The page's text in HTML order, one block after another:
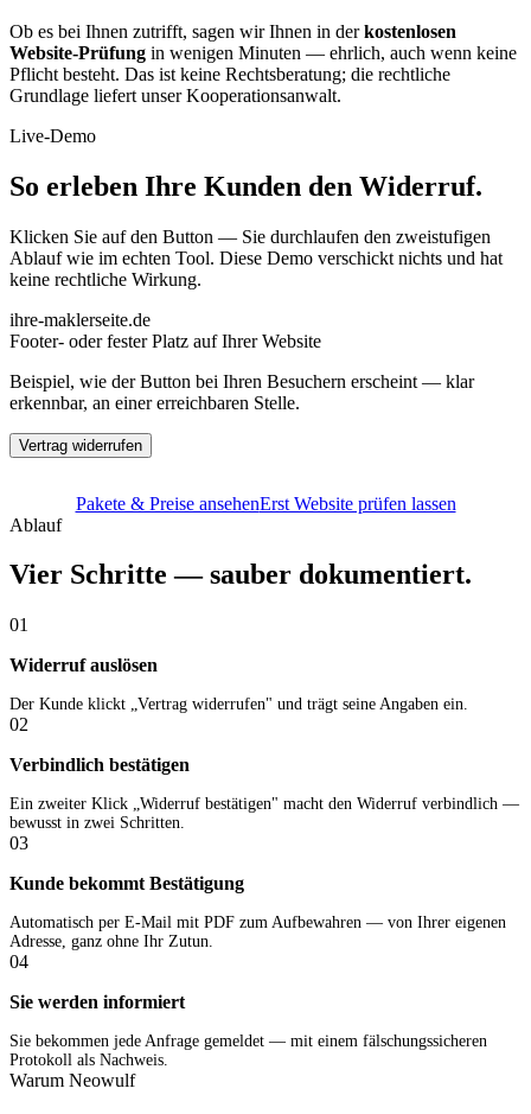
Ob es bei Ihnen zutrifft, sagen wir Ihnen in derkostenlosen
Website-Prüfung in wenigen Minuten — ehrlich, auch wenn keine
Pflicht besteht. Das ist keine Rechtsberatung; die rechtliche
Grundlage liefert unser Kooperationsanwalt.
Live-Demo
So erleben Ihre Kunden den Widerruf.
Klicken Sie auf den Button — Sie durchlaufen den zweistufigen
Ablauf wie im echten Tool. Diese Demo verschickt nichts und hat
keine rechtliche Wirkung.
ihre-maklerseite.de
Footer- oder fester Platz auf Ihrer Website
Beispiel, wie der Button bei Ihren Besuchern erscheint — klar
erkennbar, an einer erreichbaren Stelle.
Vertrag widerrufen
Pakete & Preise ansehenErst Website prüfen lassen
Ablauf
Vier Schritte — sauber dokumentiert.
01
Widerruf auslösen
Der Kunde klickt „Vertrag widerrufen" und trägt seine Angaben ein.
02
Verbindlich bestätigen
Ein zweiter Klick „Widerruf bestätigen" macht den Widerruf verbindlich —
bewusst in zwei Schritten.
03
Kunde bekommt Bestätigung
Automatisch per E-Mail mit PDF zum Aufbewahren — von Ihrer eigenen
Adresse, ganz ohne Ihr Zutun.
04
Sie werden informiert
Sie bekommen jede Anfrage gemeldet — mit einem fälschungssicheren
Protokoll als Nachweis.
Warum Neowulf